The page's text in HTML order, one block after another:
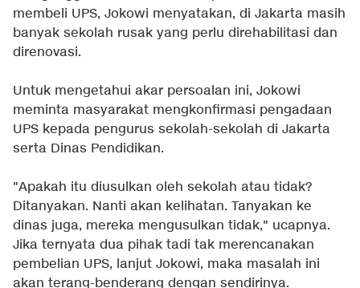
membeli UPS, Jokowi menyatakan, di Jakarta masih
banyak sekolah rusak yang perlu direhabilitasi dan
direnovasi.
Untuk mengetahui akar persoalan ini, Jokowi
meminta masyarakat mengkonfirmasi pengadaan
UPS kepada pengurus sekolah-sekolah di Jakarta
serta Dinas Pendidikan.
"Apakah itu diusulkan oleh sekolah atau tidak?
Ditanyakan. Nanti akan kelihatan. Tanyakan ke
dinas juga, mereka mengusulkan tidak," ucapnya.
Jika ternyata dua pihak tadi tak merencanakan
pembelian UPS, lanjut Jokowi, maka masalah ini
akan terang-benderang dengan sendirinya.